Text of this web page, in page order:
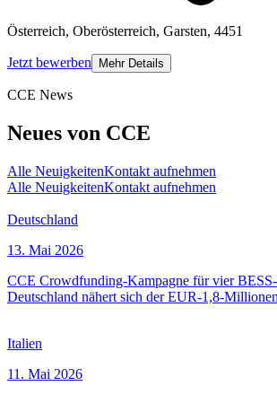
Österreich, Oberösterreich, Garsten, 4451
Jetzt bewerben Mehr Details
CCE News
Neues von CCE
Alle NeuigkeitenKontakt aufnehmen
Alle NeuigkeitenKontakt aufnehmen
Deutschland
13. Mai 2026
CCE Crowdfunding-Kampagne für vier
Deutschland nähert sich der EUR-1,8-
Italien
11. Mai 2026